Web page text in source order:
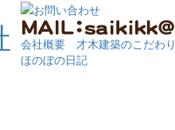
会社概要 才木建築のこだわり
ほのぼの日記